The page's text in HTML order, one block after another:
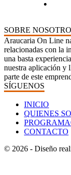
SOBRE
Araucaria On Line
relacionadas con la
una basta
nuestra aplicación y
parte de este
SÍGUENOS
INICIO
QUIENES
CONTACTO
© 2026 - Diseño